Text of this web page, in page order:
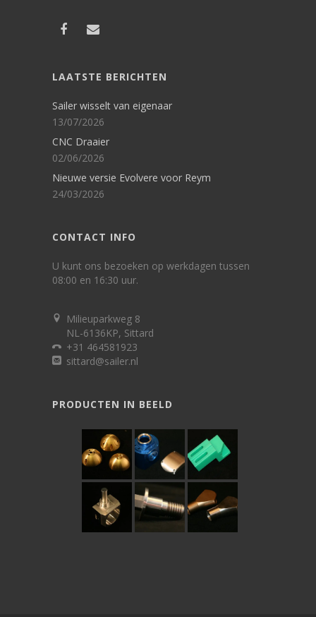
LAATSTE BERICHTEN
Sailer wisselt van eigenaar
13/07/2026
CNC Draaier
02/06/2026
Nieuwe versie Evolvere voor Reym
24/03/2026
CONTACT INFO
U kunt ons bezoeken op werkdagen tussen
08:00 en 16:30 uur.
Milieuparkweg 8
NL-6136KP, Sittard
+31 464581923
sittard@sailer.nl
PRODUCTEN IN BEELD